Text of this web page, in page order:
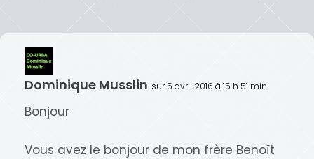
Dominique Musslin sur 5 avril 2016 à 15 h 51 min
Bonjour
Vous avez le bonjour de mon frère Benoît